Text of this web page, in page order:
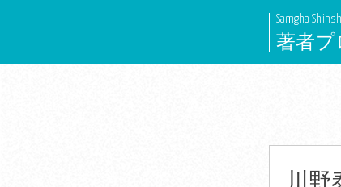
Samgha
著者
川野